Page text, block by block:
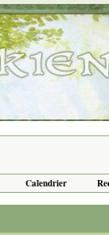
Calendrier